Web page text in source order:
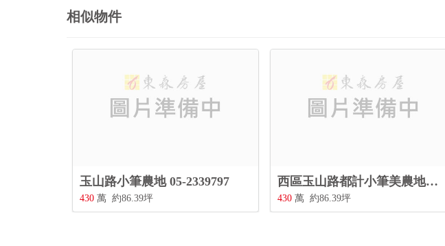
相似物件
玉山路小筆農地 05-2339797
430 萬 約86.39坪
西區玉山路都計小筆美農地（有多筆可選）
430 萬 約86.39坪